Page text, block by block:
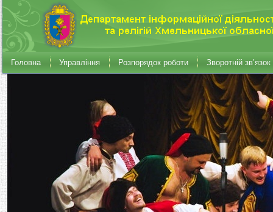
Головна Управління Розпорядок роботи Зворотній зв’язок